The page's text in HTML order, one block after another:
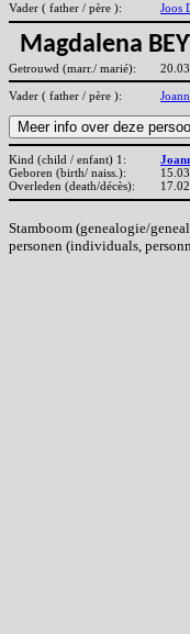
Vader ( father / père ): Joos
Magdalena
Getrouwd (marr./ marié):
Vader ( father / père ):
Kind (child / enfant) 1:
Geboren (birth/ naiss.):
Overleden (death/décès):
Stamboom (genealogie/
personen (individuals,